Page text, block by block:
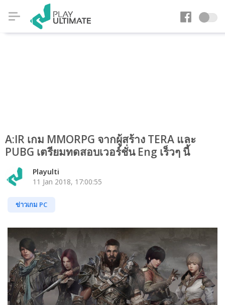
A:IR เกม MMORPG จากผู้สร้าง TERA และ
PUBG เตรียมทดสอบเวอร์ชั่น Eng เร็วๆ นี้
Playulti
11 Jan 2018, 17:00:55
ข่าวเกม PC